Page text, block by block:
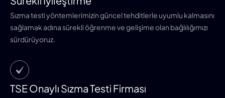
Sızma testi yöntemlerimizin güncel tehditlerle uyumlu kalmasını
sağlamak adına sürekli öğrenme ve gelişime olan bağlılığımızı
sürdürüyoruz.
TSE Onaylı Sızma Testi Firması